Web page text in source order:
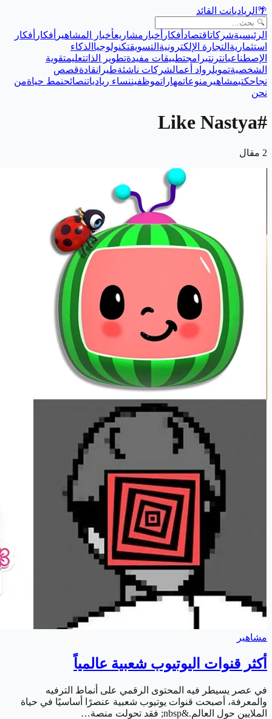
🌴 الرياديانت القائد
الرئيسيةشركاتاقتصاد أفكار أخبار مشاريعأخبار المشاهير أفكار أفكار
استثمارية التجارة الإلكترونية التسويقتكنولوجيا الذكاء
الإصطناعيانترنتبرامجتطبيقات مفيدةتطوير الذاتتعليمتقوية
الشخصيةتمويلرواد أعمالشركات ناشئةطيرانقادةقصص
نجاحكتبمشاهير منوعاتمهاراتموظفيننساء ريادياتنصائحنمط حياةمن
نحن
#
Like Nastya
2 مقال
مشاهير
أكثر قنوات اليوتيوب شعبية عالمياً
في عصر يسيطر فيه المحتوى الرقمي على أنماط الترفيه
والمعرفة، أصبحت قنوات يوتيوب شعبية عنصرًا أساسيًا في حياة
الملايين حول العالم.&nbsp; فقد تحولت منصة…